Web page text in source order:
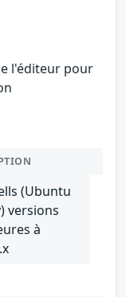
l'éditeur pour
(Ubuntu
versions
à